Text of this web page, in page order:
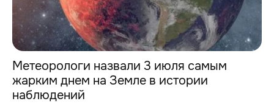
Метеорологи назвали 3 июля самым
жарким днем на Земле в истории
наблюдений